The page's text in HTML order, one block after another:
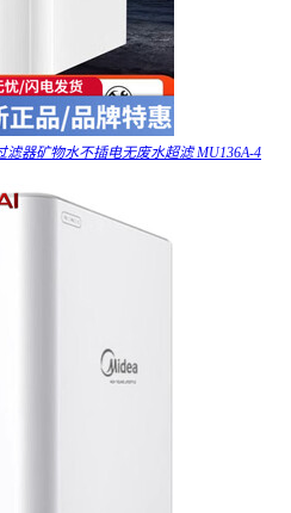
器矿物水不插电无废水超滤 MU136A-4